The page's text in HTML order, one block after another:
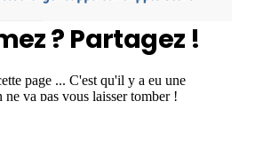
? Partagez !